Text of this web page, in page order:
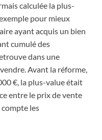
calculée la plus-
pour mieux
ayant acquis un bien
cumulé des
dans une
Avant la réforme,
€, la plus-value était
entre le prix de vente
compte les